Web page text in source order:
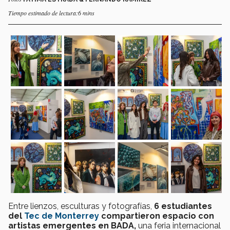
Tiempo estimado de lectura:6 mins
Entre lienzos, esculturas y fotografías, 6 estudiantes
del Tec de Monterrey compartieron espacio con
artistas emergentes en BADA, una feria internacional